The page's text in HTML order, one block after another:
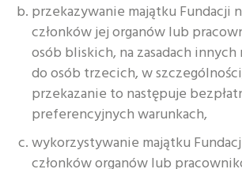
przekazywanie majątku Fundacji
członków jej organów lub
osób bliskich, na zasadach
do osób trzecich, w
przekazanie to następuje
preferencyjnych warunkach,
wykorzystywanie majątku
członków organów lub